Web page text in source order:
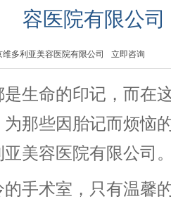
容医院有限公司
维多利亚美容医院有限公司 立即咨询
命的印记，而在
那些因胎记而烦恼
美容医院有限公司
术室，只有温馨